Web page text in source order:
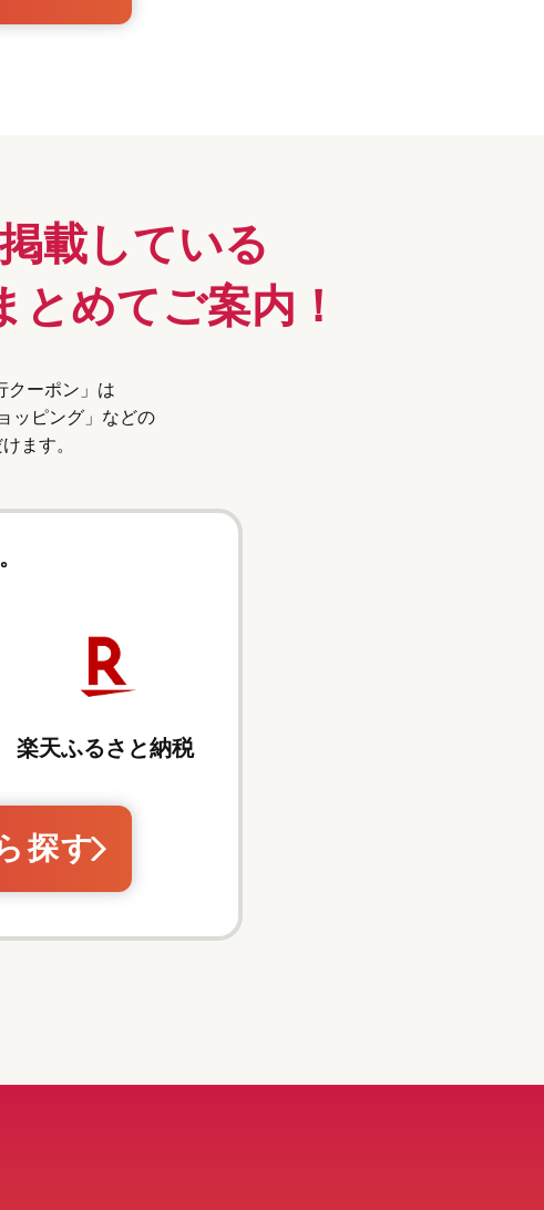
載している
とめてご案内！
クーポン」は
ッピング」などの
ます。
楽天ふるさと納税
探す